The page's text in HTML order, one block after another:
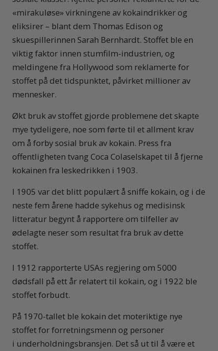
«mirakuløse» virkningene av kokaindrikker og
eliksirer – blant dem Thomas Edison og
skuespillerinnen Sarah Bernhardt. Stoffet ble en
viktig faktor innen stumfilm-industrien, og
meldingene fra Hollywood som reklamerte for
stoffet på det tidspunktet, påvirket millioner av
mennesker.
Økt bruk av stoffet gjorde problemene det skapte
mye tydeligere, noe som førte til et allment krav
om å forby sosial bruk av kokain. Press fra
offentligheten tvang Coca Colaselskapet til å fjerne
kokainen fra leskedrikken i 1903.
I 1905 var det blitt populært å sniffe kokain, og i de
neste fem årene hadde sykehus og medisinsk
litteratur begynt å rapportere om tilfeller av
ødelagte neser som resultat fra bruk av dette
stoffet.
I 1912 rapporterte USAs regjering om 5000
dødsfall på ett år relatert til kokain, og i 1922 ble
stoffet forbudt.
På 1970-tallet ble kokain det moteriktige nye
stoffet for forretningsmenn og personer
i underholdningsbransjen. Det så ut til å være et